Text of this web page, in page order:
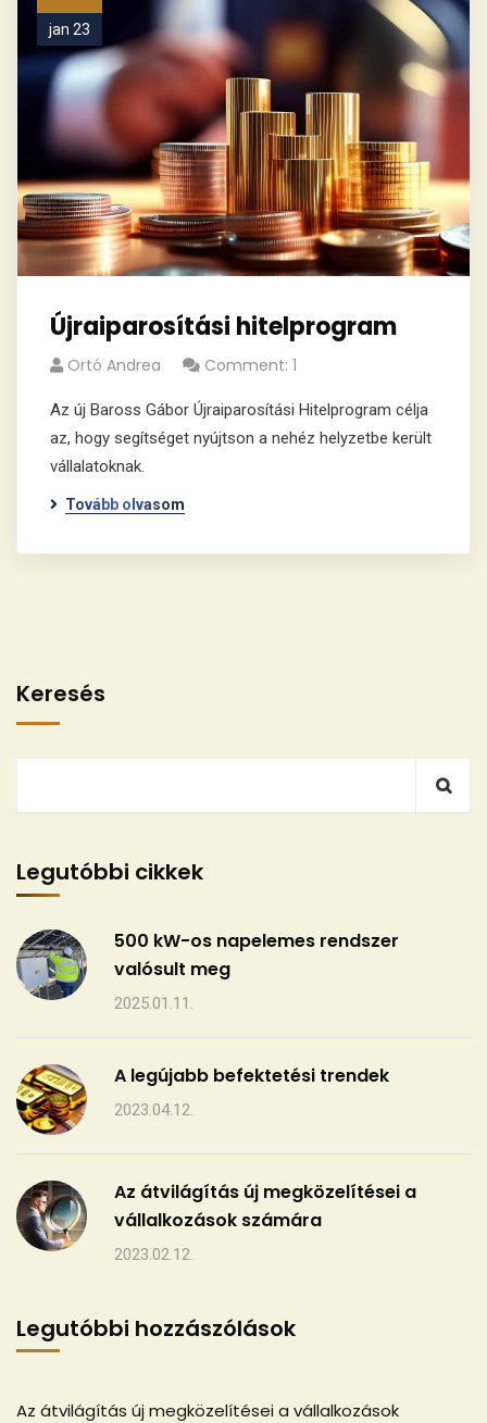
jan 23
Újraiparosítási hitelprogram
Ortó Andrea Comment: 1
Az új Baross Gábor Újraiparosítási Hitelprogram célja
az, hogy segítséget nyújtson a nehéz helyzetbe került
vállalatoknak.
Tovább olvasom
Keresés
Legutóbbi cikkek
500 kW-os napelemes rendszer
valósult meg
2025.01.11.
A legújabb befektetési trendek
2023.04.12.
Az átvilágítás új megközelítései a
vállalkozások számára
2023.02.12.
Legutóbbi hozzászólások
Az átvilágítás új megközelítései a vállalkozások